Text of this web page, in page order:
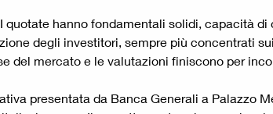
hanno fondamentali solidi, capacità
degli investitori, sempre più concentrati
del mercato e le valutazioni finiscono per
presentata da Banca Generali a Palazzo